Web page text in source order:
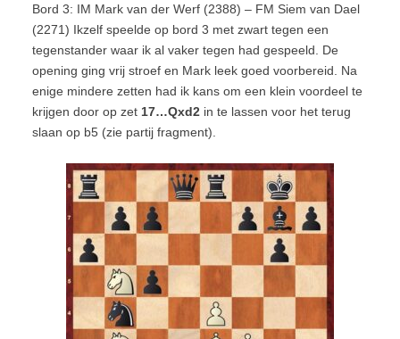
Bord 3: IM Mark van der Werf (2388) – FM Siem van Dael
(2271) Ikzelf speelde op bord 3 met zwart tegen een
tegenstander waar ik al vaker tegen had gespeeld. De
opening ging vrij stroef en Mark leek goed voorbereid. Na
enige mindere zetten had ik kans om een klein voordeel te
krijgen door op zet 17…Qxd2in te lassen voor het terug
slaan op b5 (zie partij fragment).